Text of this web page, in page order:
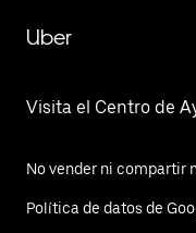
Uber
Visita el Centro de
No vender ni compartir
Política de datos de